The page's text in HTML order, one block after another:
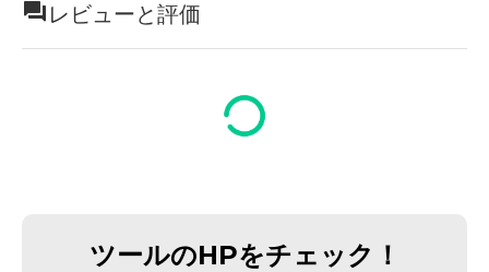
レビューと評価
ツールのHPをチェック！